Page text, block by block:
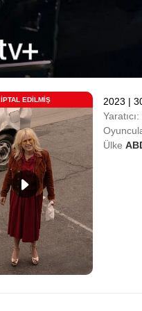
İPTAL EDILMIŞ 2023 |
Yaratıcı:
Ülke